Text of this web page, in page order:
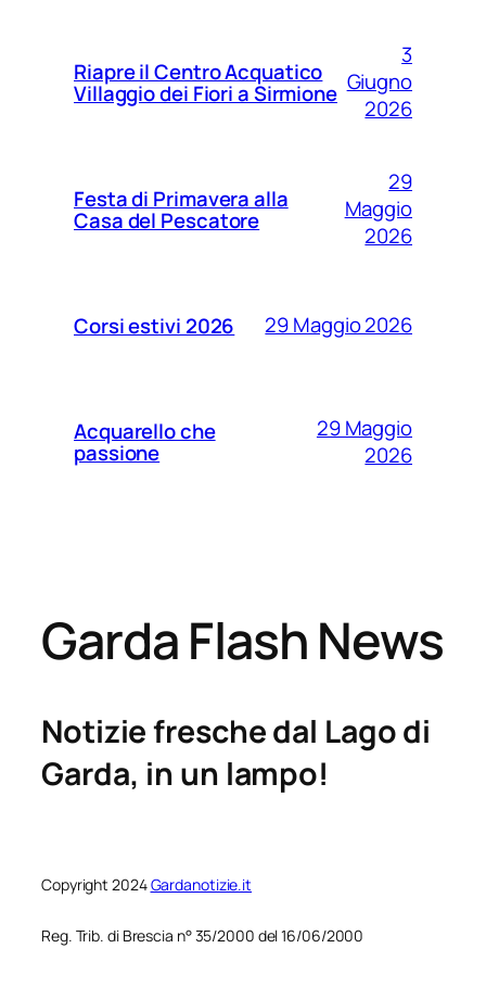
Riapre il Centro Acquatico
Villaggio dei Fiori a Sirmione
3
Giugno
2026
Festa di Primavera alla
Casa del Pescatore
29
Maggio
2026
Corsi estivi 2026 29 Maggio 2026
Acquarello che
passione
29 Maggio
2026
Garda Flash News
Notizie fresche dal Lago di
Garda, in un lampo!
Copyright 2024Gardanotizie.it
Reg. Trib. di Brescia n° 35/2000 del 16/06/2000